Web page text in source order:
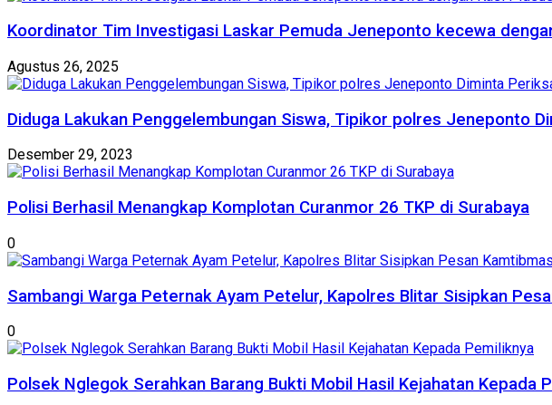
Koordinator Tim Investigasi Laskar Pemuda Jeneponto kecewa
Agustus 26, 2025
Diduga Lakukan Penggelembungan Siswa, Tipikor polres Jeneponto
Desember 29, 2023
Polisi Berhasil Menangkap Komplotan Curanmor 26 TKP di Surabaya
0
Sambangi Warga Peternak Ayam Petelur, Kapolres Blitar Sisipkan
0
Polsek Nglegok Serahkan Barang Bukti Mobil Hasil Kejahatan Kepada